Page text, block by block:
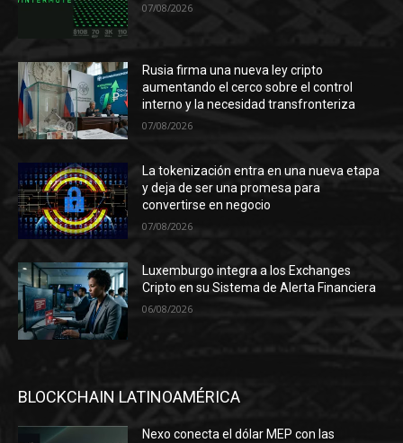
07/08/2026
Rusia firma una nueva ley cripto
aumentando el cerco sobre el control
interno y la necesidad transfronteriza
07/08/2026
La tokenización entra en una nueva etapa
y deja de ser una promesa para
convertirse en negocio
07/08/2026
Luxemburgo integra a los Exchanges
Cripto en su Sistema de Alerta Financiera
06/08/2026
BLOCKCHAIN LATINOAMÉRICA
Nexo conecta el dólar MEP con las